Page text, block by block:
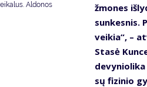
Aldonos
žmo­nes
sun­kes­nis.
vei­kia“, –
Sta­sė
sų fi­zi­nio